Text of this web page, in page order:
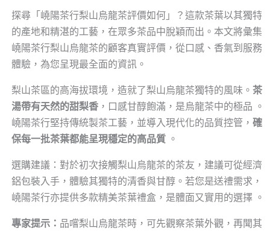
探尋「嶢陽茶行梨山烏龍茶評價如何」？這款茶葉以其獨特
的產地和精湛的工藝，在眾多茶品中脫穎而出。本文將彙集
嶢陽茶行梨山烏龍茶的顧客真實評價，從口感、香氣到服務
體驗，為您呈現最全面的資訊。
梨山茶區的高海拔環境，造就了梨山烏龍茶獨特的風味。 茶
湯帶有天然的甜梨香，口感甘醇飽滿，是烏龍茶中的極品 。
嶢陽茶行堅持傳統製茶工藝，並導入現代化的品質控管， 確
保每一批茶葉都能呈現穩定的高品質。
選購建議：對於初次接觸梨山烏龍茶的茶友，建議可從經濟
鋁包裝入手，體驗其獨特的清香與甘醇。若您是送禮需求，
嶢陽茶行亦提供多款精美茶葉禮盒，是體面又實用的選擇 。
專家提示： 品嚐梨山烏龍茶時，可先觀察茶葉外觀，再聞其